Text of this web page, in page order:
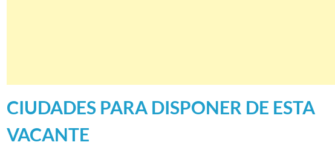
CIUDADES PARA DISPONER DE ESTA
VACANTE